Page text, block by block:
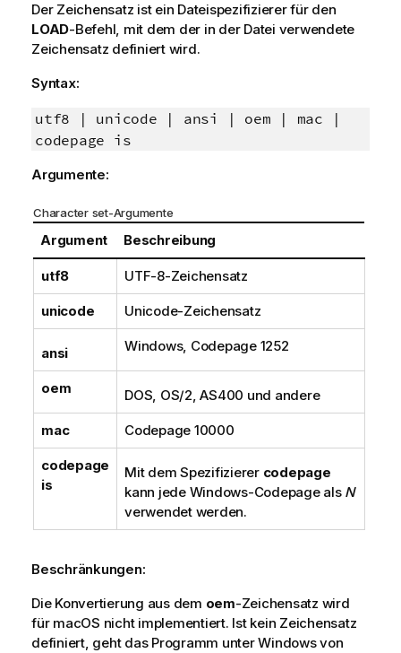
Der Zeichensatz ist ein Dateispezifizierer für den
LOAD-Befehl, mit dem der in der Datei verwendete
Zeichensatz definiert wird.
Syntax:
utf8 | unicode | ansi | oem | mac |
codepage is
Argumente:
Character set-Argumente
Argument Beschreibung
utf8 UTF-8-Zeichensatz
unicode Unicode-Zeichensatz
ansi Windows, Codepage 1252
oem DOS, OS/2,AS400 und andere
mac Codepage 10000
codepage
is
Mit dem Spezifizierer codepage
kann jede Windows-Codepage als N
verwendet werden.
Beschränkungen:
Die Konvertierung aus dem oem-Zeichensatz wird
für macOS nicht implementiert. Ist kein Zeichensatz
definiert, geht das Programm unterWindowsvon